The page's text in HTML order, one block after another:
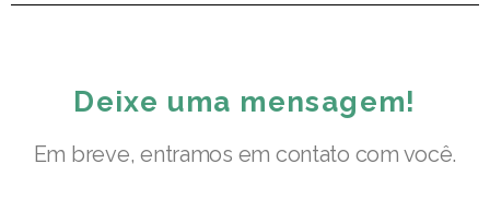
Deixe uma mensagem!
Em breve, entramos em contato com você.